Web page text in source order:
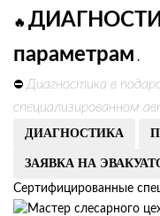
🔥
параметрам .
⛔ Диагностика в
специализированном
ДИАГНОСТИКА
ЗАЯВКА НА
Сертифицированные